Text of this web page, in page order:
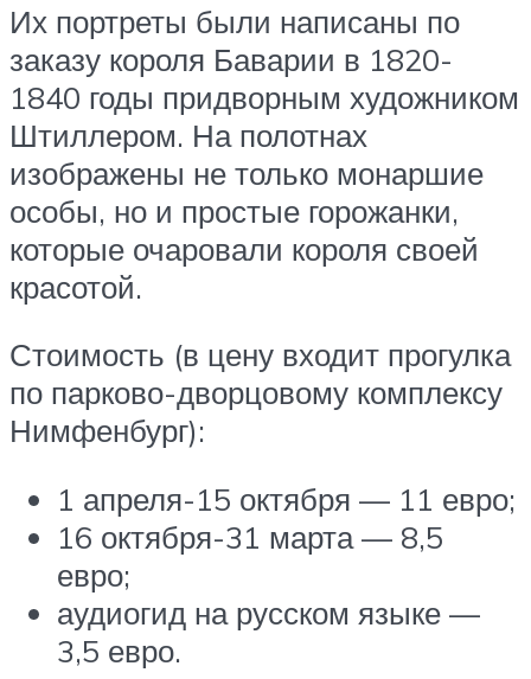
Их портреты были написаны по
заказу короля Баварии в 1820-
1840 годы придворным художником
Штиллером. На полотнах
изображены не только монаршие
особы, но и простые горожанки,
которые очаровали короля своей
красотой.
Стоимость (в цену входит прогулка
по парково-дворцовому комплексу
Нимфенбург):
1 апреля-15 октября — 11 евро;
16 октября-31 марта — 8,5
евро;
аудиогид на русском языке —
3,5 евро.